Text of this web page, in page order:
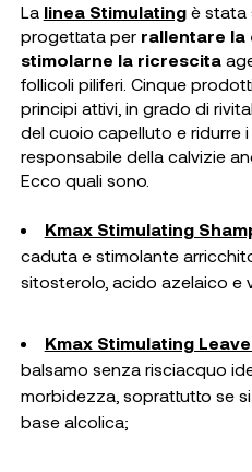
La linea Stimulatingè stata
progettata per rallentare la
stimolarne la ricrescita
follicoli piliferi. Cinque
principi attivi, in grado di
del cuoio capelluto e ridurre i
responsabile della calvizie
Ecco quali sono.
Kmax Stimulating
caduta e stimolante
sitosterolo, acido azelaico e
Kmax Stimulating
balsamo senza risciacquo
morbidezza, soprattutto se
base alcolica;